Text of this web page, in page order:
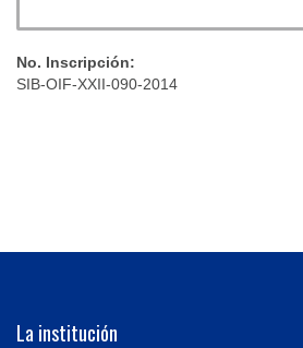
No. Inscripción:
SIB-OIF-XXII-090-2014
La institución